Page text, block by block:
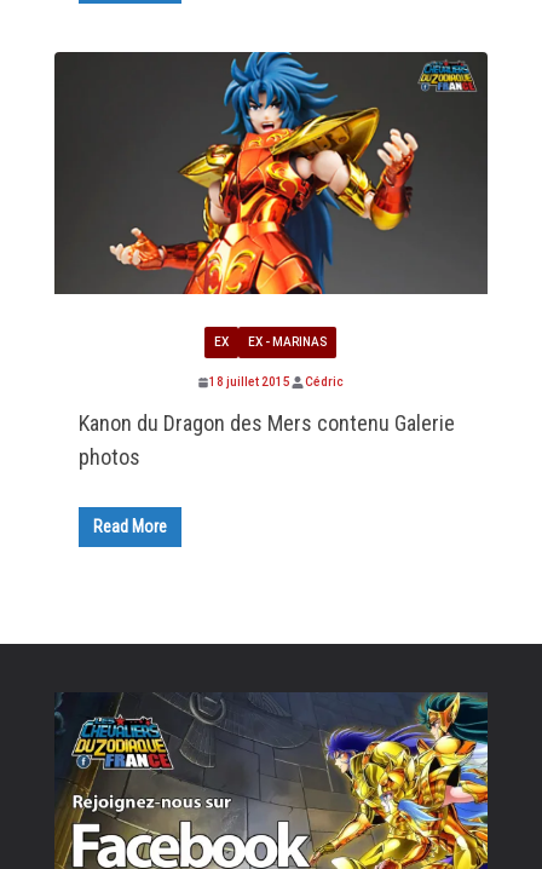
EX EX - MARINAS
18 juillet 2015 Cédric
Kanon du Dragon des Mers contenu Galerie
photos
Read More